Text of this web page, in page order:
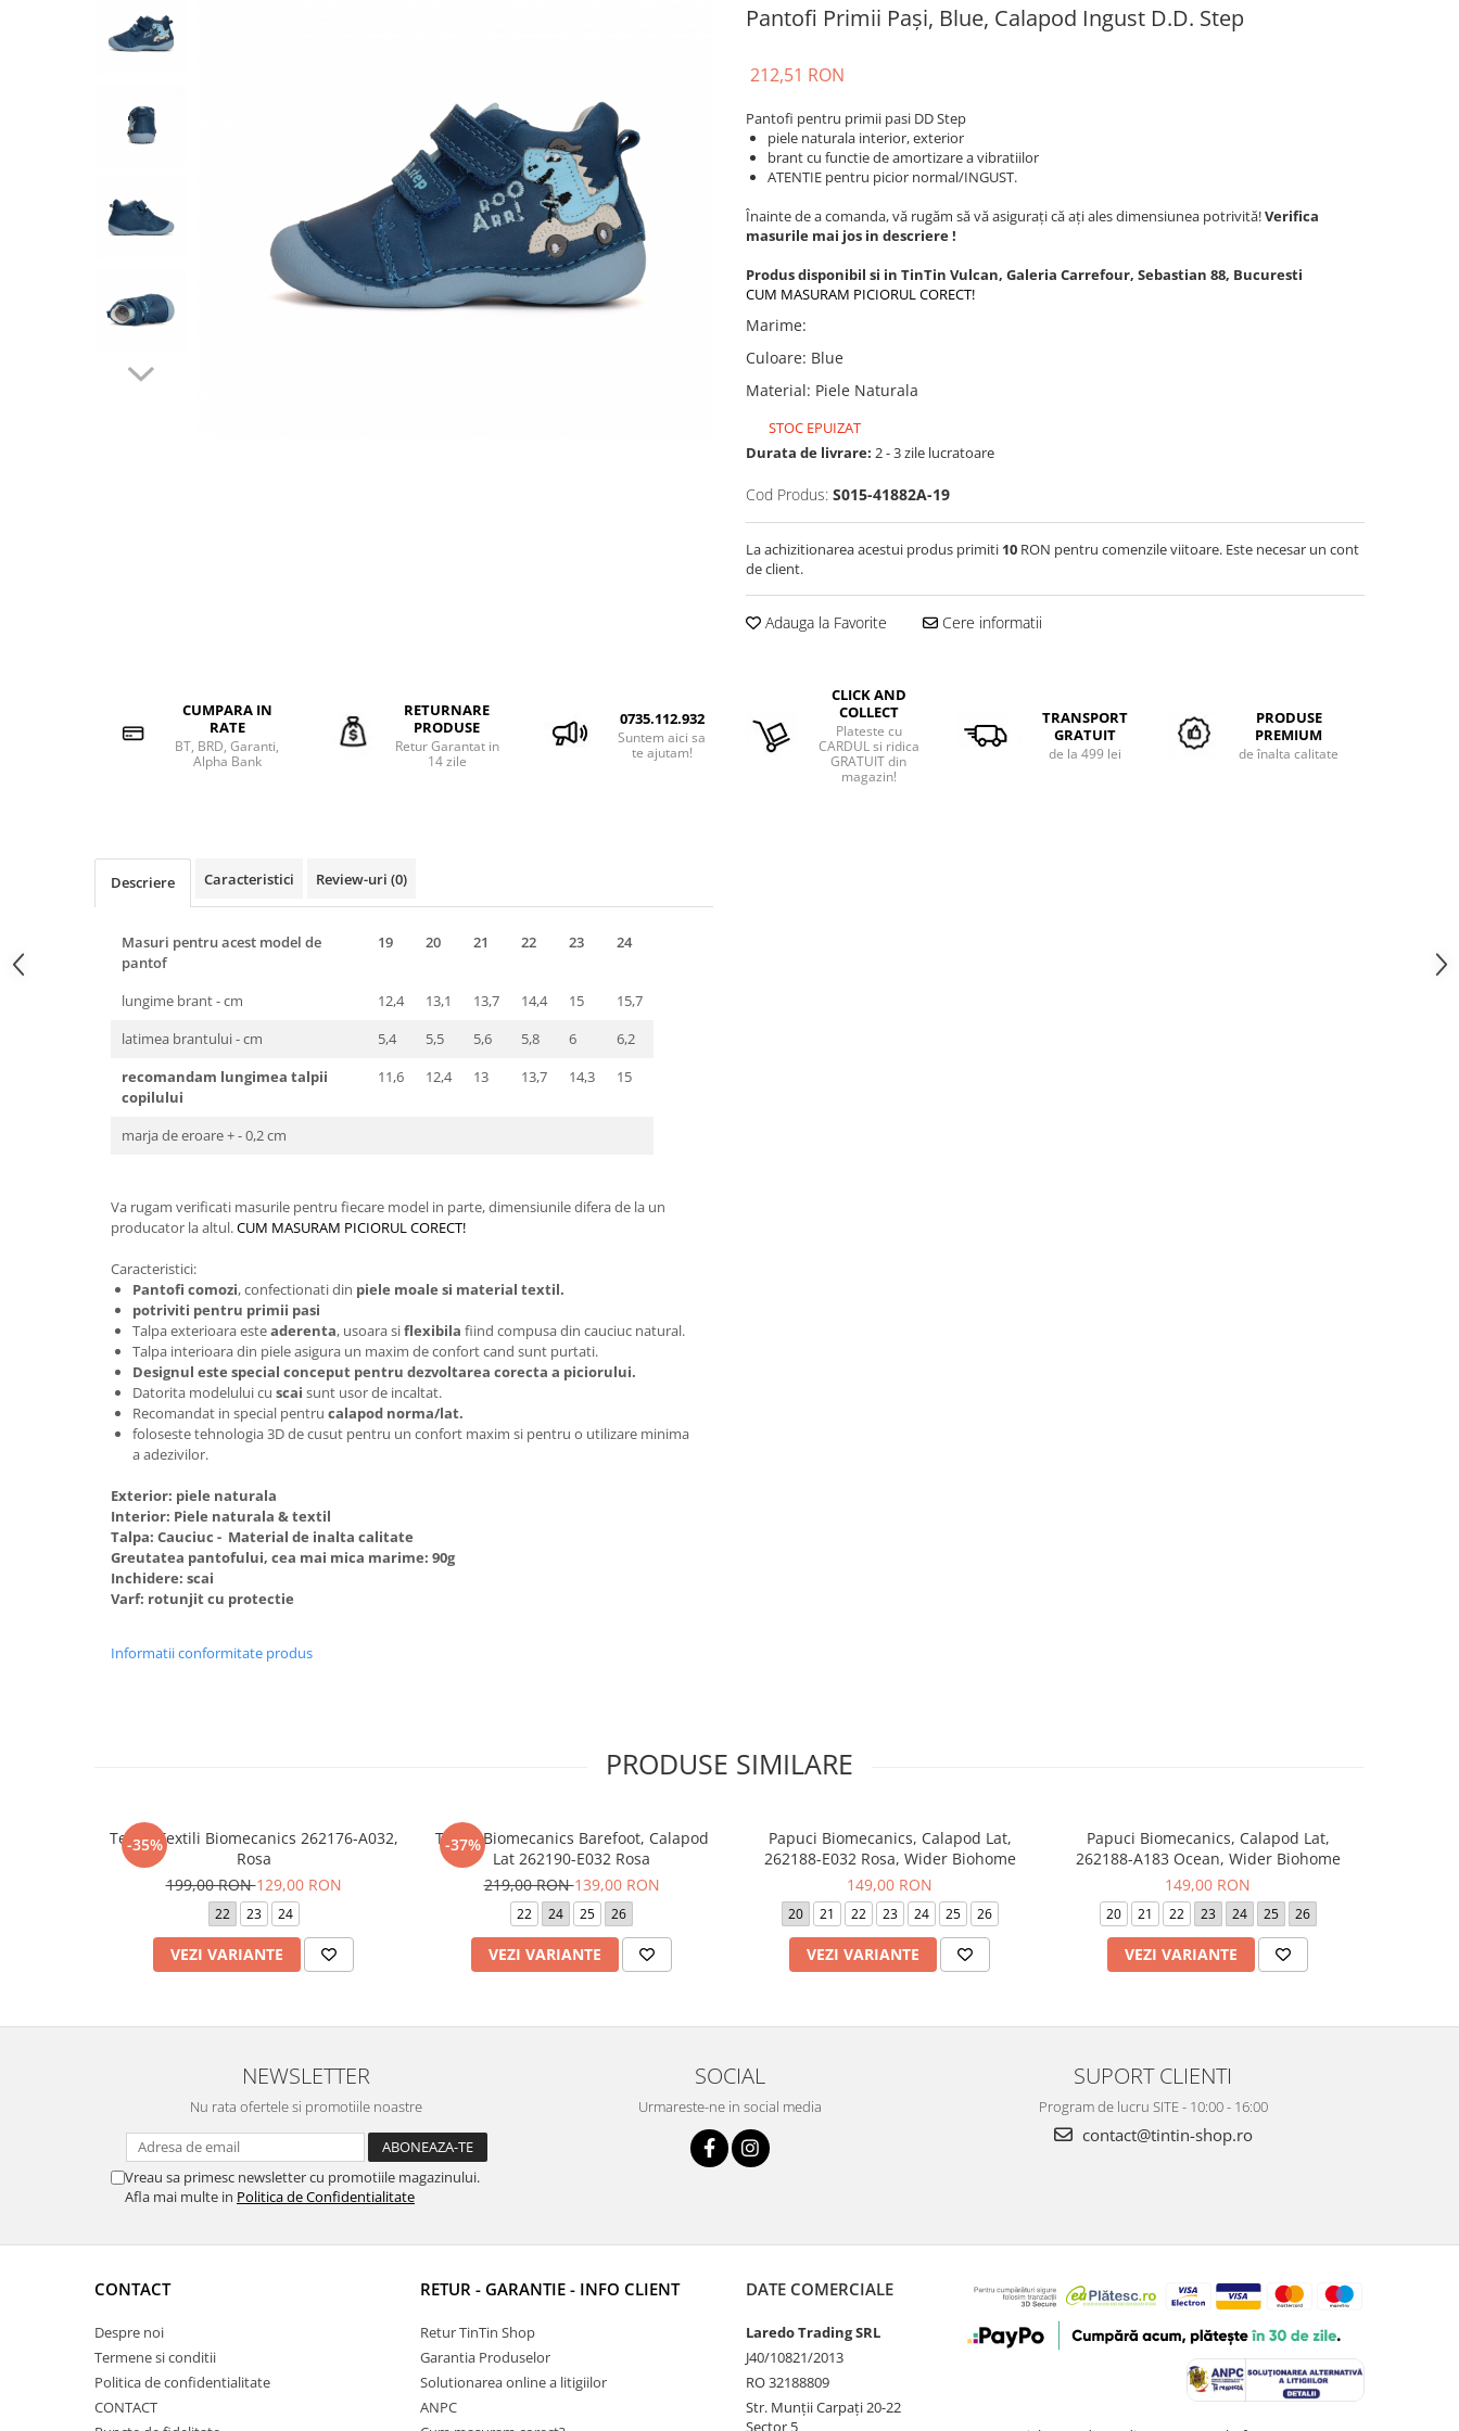
Pantofi Primii Pași, Blue, Calapod Ingust D.D. Step
212,51 RON
Pantofi pentru primii pasi DD Step
piele naturala interior, exterior
brant cu functie de amortizare a vibratiilor
ATENTIE pentru picior normal/INGUST.
Înainte de a comanda, vă rugăm să vă asigurați că ați ales dimensiunea potrivită!Verifica
masurile mai jos in descriere !
Produs disponibil si in TinTin Vulcan, Galeria Carrefour, Sebastian 88, Bucuresti
CUM MASURAM PICIORUL CORECT!
Marime:
Culoare: Blue
Material: Piele Naturala
STOC EPUIZAT
Durata de livrare: 2 - 3 zile lucratoare
Cod Produs: S015-41882A-19
La achizitionarea acestui produs primiti 10 RON pentru comenzile viitoare. Este necesar un cont
de client.
Adauga la Favorite Cere informatii
CUMPARA IN
RATE
BT, BRD, Garanti,
Alpha Bank
RETURNARE
PRODUSE
Retur Garantat in
14 zile
0735.112.932
Suntem aici sa
te ajutam!
CLICK AND
COLLECT
Plateste cu
CARDUL si ridica
GRATUIT din
magazin!
TRANSPORT
GRATUIT
de la 499 lei
PRODUSE
PREMIUM
de înalta calitate
Descriere Caracteristici Review-uri (0)
Masuri pentru acest model de
pantof
19 20 21 22 23 24
lungime brant - cm 12,4 13,1 13,7 14,4 15
15,7
latimea brantului - cm
5,4 5,5 5,6 5,8 6
6,2
recomandam lungimea talpii
copilului
11,6 12,4 13 13,7 14,3 15
marja de eroare + - 0,2 cm
Va rugam verificati masurile pentru fiecare model in parte, dimensiunile difera de la un
producator la altul.CUM MASURAM PICIORUL CORECT!
Caracteristici:
Pantofi comozi, confectionati din piele moale si material textil.
potriviti pentru primii pasi
Talpa exterioara esteaderenta, usoara siflexibila fiind compusa din cauciuc natural.
Talpa interioara din piele asigura un maxim de confort cand sunt purtati.
Designul este special conceput pentru dezvoltarea corecta a piciorului.
Datorita modelului cu scai sunt usor de incaltat.
Recomandat in special pentru calapod norma/lat.
foloseste tehnologia 3D de cusut pentru un confort maxim si pentru o utilizare minima
a adezivilor.
Exterior: piele naturala
Interior: Piele naturala & textil
Talpa: Cauciuc - Material de inalta calitate
Greutatea pantofului, cea mai mica marime: 90g
Inchidere: scai
Varf: rotunjit cu protectie
Informatii conformitate produs
PRODUSE SIMILARE
-35%
Tenisi Textili Biomecanics 262176-A032,
Rosa
199,00 RON129,00 RON
22 23 24
VEZI VARIANTE
-37%
Tenisi Biomecanics Barefoot, Calapod
Lat 262190-E032 Rosa
219,00 RON139,00 RON
22 24 25 26
VEZI VARIANTE
Papuci Biomecanics, Calapod Lat,
262188-E032 Rosa, Wider Biohome
149,00 RON
20 21 22 23 24 25 26
VEZI VARIANTE
Papuci Biomecanics, Calapod Lat,
262188-A183 Ocean, Wider Biohome
149,00 RON
20 21 22 23 24 25 26
VEZI VARIANTE
NEWSLETTER
Nu rata ofertele si promotiile noastre
Vreau sa primesc newsletter cu promotiile magazinului.
Afla mai multe in Politica de Confidentialitate
SOCIAL
Urmareste-ne in social media
SUPORT CLIENTI
Program de lucru SITE - 10:00 - 16:00
contact@tintin-shop.ro
CONTACT
Despre noi
Termene si conditii
Politica de confidentialitate
CONTACT
RETUR - GARANTIE - INFO CLIENT
Retur TinTin Shop
Garantia Produselor
Solutionarea online a litigiilor
ANPC
DATE COMERCIALE
Laredo Trading SRL
J40/10821/2013
RO 32188809
Str. Munții Carpați 20-22
Sector 5